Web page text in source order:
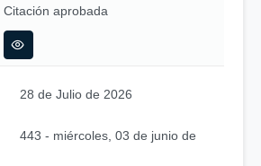
Citación aprobada
28 de Julio de 2026
443 - miércoles, 03 de junio de